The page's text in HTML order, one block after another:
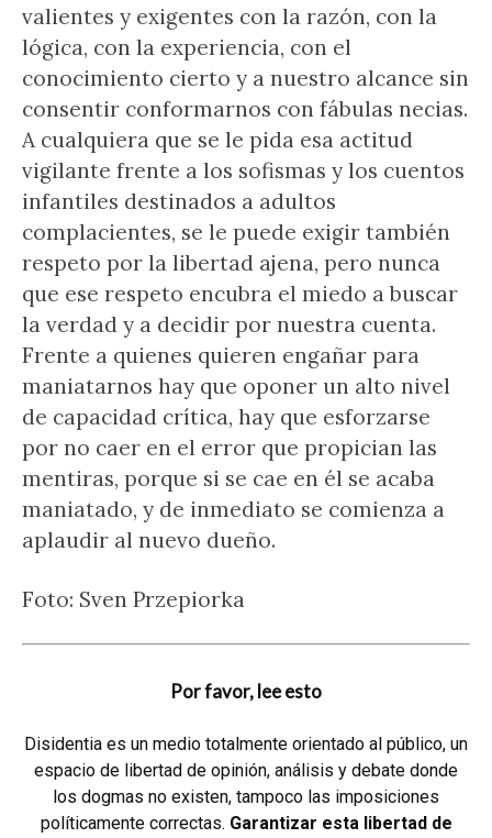
valientes y exigentes con la razón, con la
lógica, con la experiencia, con el
conocimiento cierto y a nuestro alcance sin
consentir conformarnos con fábulas necias.
A cualquiera que se le pida esa actitud
vigilante frente a los sofismas y los cuentos
infantiles destinados a adultos
complacientes, se le puede exigir también
respeto por la libertad ajena, pero nunca
que ese respeto encubra el miedo a buscar
la verdad y a decidir por nuestra cuenta.
Frente a quienes quieren engañar para
maniatarnos hay que oponer un alto nivel
de capacidad crítica, hay que esforzarse
por no caer en el error que propician las
mentiras, porque si se cae en él se acaba
maniatado, y de inmediato se comienza a
aplaudir al nuevo dueño.
Foto: Sven Przepiorka
Por favor, lee esto
Disidentia es un medio totalmente orientado al público, un
espacio de libertad de opinión, análisis y debate donde
los dogmas no existen, tampoco las imposiciones
políticamente correctas. Garantizar esta libertad de